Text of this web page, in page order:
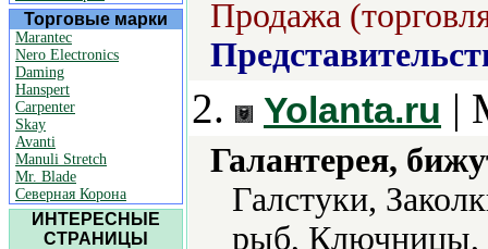
Торговые марки
Marantec
Nero Electronics
Daming
Hanspert
Carpenter
Skay
Avanti
Manuli Stretch
Mr. Blade
Северная Корона
ИНТЕРЕСНЫЕ
СТРАНИЦЫ
Продажа
2. Yolanta.ru |
Галантерея,
Галстуки,
рыб, Ключницы,